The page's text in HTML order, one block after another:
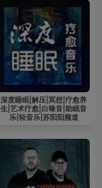
深度睡眠|解压|冥想|疗愈养
生|艺术疗愈|白噪音|助眠音
乐|轻音乐|苏阳阳频道